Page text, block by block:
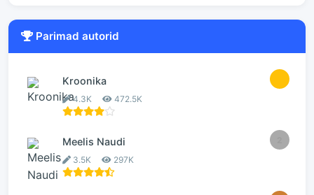
Parimad autorid
Kroonika
4.3K 472.5K
Meelis Naudi
3.5K 297K